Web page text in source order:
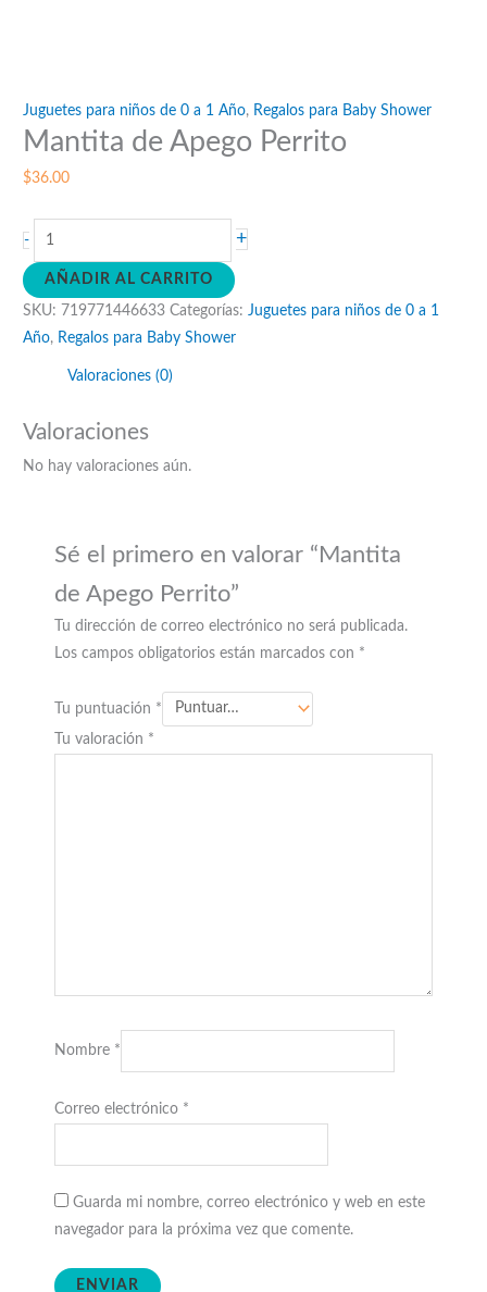
Juguetes para niños de 0 a 1 Año, Regalos para Baby Shower
Mantita de Apego Perrito
$36.00
-
Mantita
de
Apego
Perrito
cantidad
+
AÑADIR AL CARRITO
SKU: 719771446633 Categorías:Juguetes para niños de 0 a 1
Año, Regalos para Baby Shower
Valoraciones (0)
Valoraciones
No hay valoraciones aún.
Sé el primero en valorar “Mantita
de Apego Perrito”
Tu dirección de correo electrónico no será publicada.
Los campos obligatorios están marcados con *
Tu puntuación *
Tu valoración *
Nombre *
Correo electrónico *
Guarda mi nombre, correo electrónico y web en este
navegador para la próxima vez que comente.